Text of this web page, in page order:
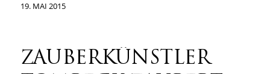
19. MAI 2015
ZAUBERKÜNSTLER